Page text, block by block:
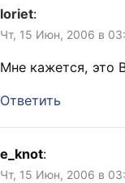
loriet:
Чт, 15 Июн, 2006 в
Мне кажется, это
Ответить
e_knot:
Чт, 15 Июн, 2006 в